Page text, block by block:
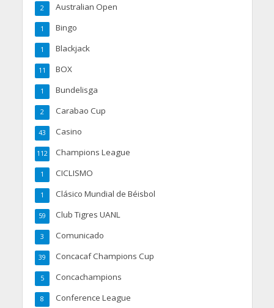
Australian Open
2
Bingo
1
Blackjack
1
BOX
11
Bundelisga
1
Carabao Cup
2
Casino
43
Champions League
112
CICLISMO
1
Clásico Mundial de Béisbol
1
Club Tigres UANL
59
Comunicado
3
Concacaf Champions Cup
39
Concachampions
5
Conference League
8